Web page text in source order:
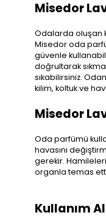
Misedor
Odalarda oluşan
Misedor oda
güvenle
doğrultarak
sıkabilirsiniz.
kilim, koltuk ve
Misedor
Oda parfümü
havasını
gerekir.
organla temas
Kullanım